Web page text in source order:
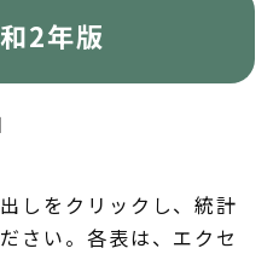
2年版
しをクリックし、統計
さい。各表は、エクセ